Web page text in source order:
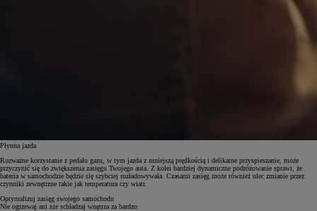
Płynna jazda
Rozważne korzystanie z pedału gazu, w tym jazda z mniejszą prędkością i delikatne przyspieszanie, może
przyczynić się do zwiększenia zasięgu Twojego auta. Z kolei bardziej dynamiczne podróżowanie sprawi, że
bateria w samochodzie będzie się szybciej rozładowywała. Czasami zasięg może również ulec zmianie przez
czynniki zewnętrzne takie jak temperatura czy wiatr.
Optymalizuj zasięg swojego samochodu
Nie ogrzewaj ani nie schładzaj wnętrza za bardzo